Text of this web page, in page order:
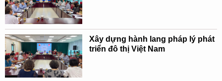
Xây dựng hành lang pháp lý phát
triển đô thị Việt Nam